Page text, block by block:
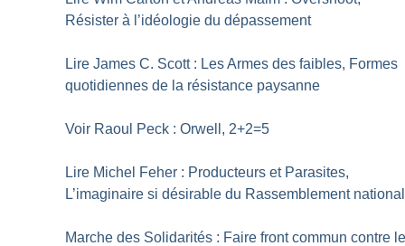
Résister à l’idéologie du dépassement
Lire James C. Scott : Les Armes des faibles, Formes
quotidiennes de la résistance paysanne
Voir Raoul Peck : Orwell, 2+2=5
Lire Michel Feher : Producteurs et Parasites,
L’imaginaire si désirable du Rassemblement national
Marche des Solidarités : Faire front commun contre